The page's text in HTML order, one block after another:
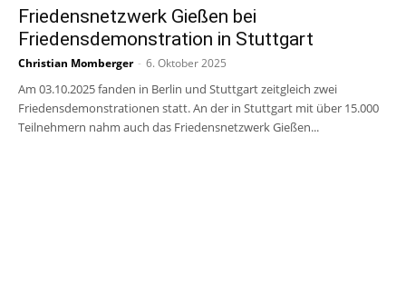
Friedensnetzwerk Gießen bei
Friedensdemonstration in Stuttgart
Christian Momberger - 6. Oktober 2025
Am 03.10.2025 fanden in Berlin und Stuttgart zeitgleich zwei
Friedensdemonstrationen statt. An der in Stuttgart mit über 15.000
Teilnehmern nahm auch das Friedensnetzwerk Gießen...